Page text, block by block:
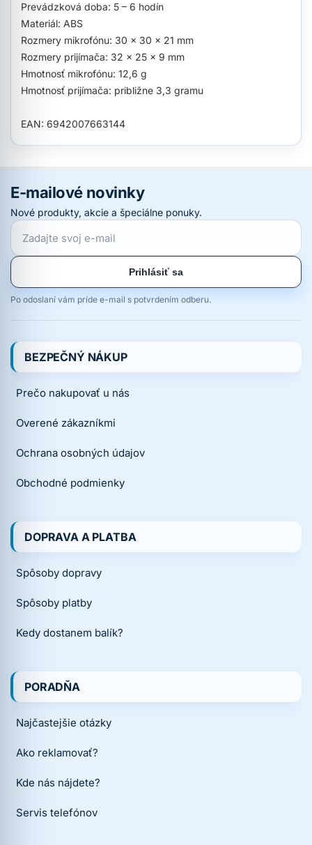
Prevádzková doba: 5 – 6 hodín
Materiál: ABS
Rozmery mikrofónu: 30 × 30 × 21 mm
Rozmery prijímača: 32 × 25 × 9 mm
Hmotnosť mikrofónu: 12,6 g
Hmotnosť prijímača: približne 3,3 gramu
EAN: 6942007663144
E-mailové novinky
Nové produkty, akcie a špeciálne ponuky.
Prihlásiť sa
Po odoslaní vám príde e-mail s potvrdením odberu.
BEZPEČNÝ NÁKUP
Prečo nakupovať u nás
Overené zákazníkmi
Ochrana osobných údajov
Obchodné podmienky
DOPRAVA A PLATBA
Spôsoby dopravy
Spôsoby platby
Kedy dostanem balík?
PORADŇA
Najčastejšie otázky
Ako reklamovať?
Kde nás nájdete?
Servis telefónov